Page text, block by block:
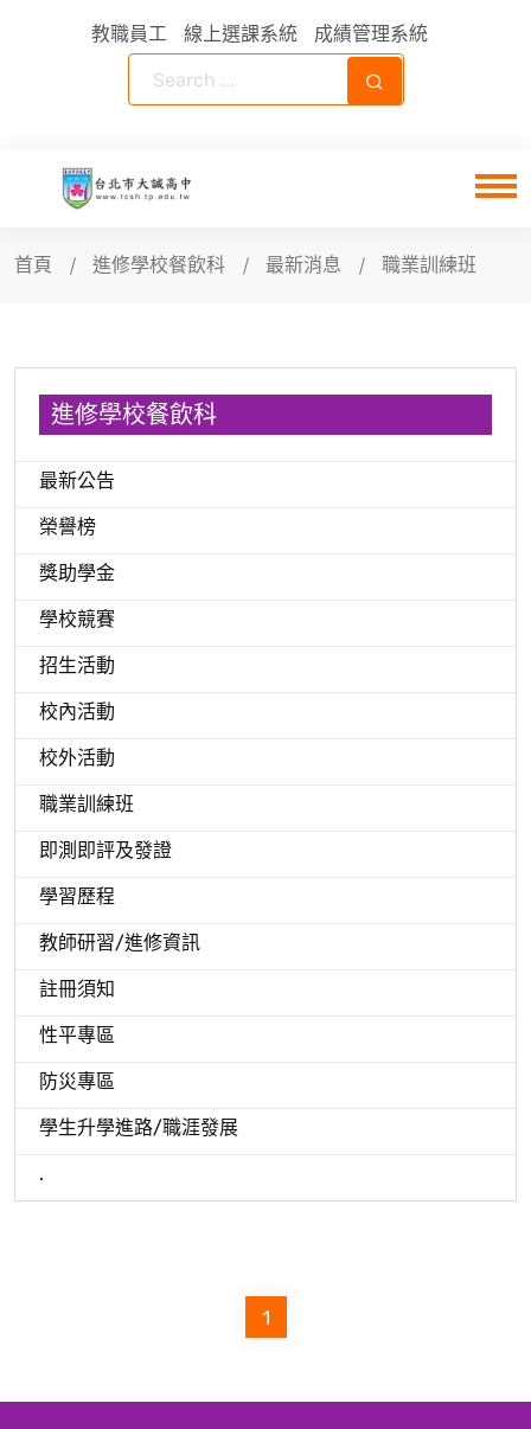
教職員工 線上選課系統 成績管理系統
首頁 進修學校餐飲科 最新消息 職業訓練班
進修學校餐飲科
最新公告
榮譽榜
獎助學金
學校競賽
招生活動
校內活動
校外活動
職業訓練班
即測即評及發證
學習歷程
教師研習/進修資訊
註冊須知
性平專區
防災專區
學生升學進路/職涯發展
.
1